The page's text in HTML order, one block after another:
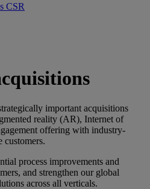
CSR
important acquisitions
reality (AR), Internet of
offering with industry-
customers.
process improvements and
and strengthen our global
across all verticals.